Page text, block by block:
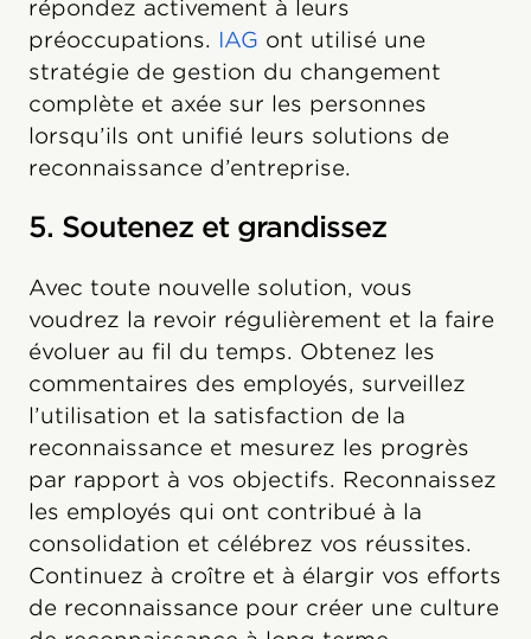
répondez activement à leurs
préoccupations. IAG ont utilisé une
stratégie de gestion du changement
complète et axée sur les personnes
lorsqu’ils ont unifié leurs solutions de
reconnaissance d’entreprise.
5. Soutenez et grandissez
Avec toute nouvelle solution, vous
voudrez la revoir régulièrement et la faire
évoluer au fil du temps. Obtenez les
commentaires des employés, surveillez
l’utilisation et la satisfaction de la
reconnaissance et mesurez les progrès
par rapport à vos objectifs. Reconnaissez
les employés qui ont contribué à la
consolidation et célébrez vos réussites.
Continuez à croître et à élargir vos efforts
de reconnaissance pour créer une culture